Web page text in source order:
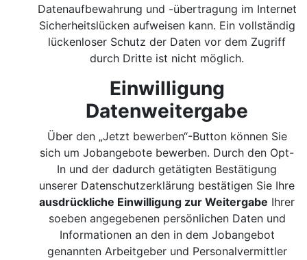
Datenaufbewahrung und -übertragung im Internet
Sicherheitslücken aufweisen kann. Ein vollständig
lückenloser Schutz der Daten vor dem Zugriff
durch Dritte ist nicht möglich.
Einwilligung
Datenweitergabe
Über den „Jetzt bewerben“-Button können Sie
sich um Jobangebote bewerben. Durch den Opt-
In und der dadurch getätigten Bestätigung
unserer Datenschutzerklärung bestätigen Sie Ihre
ausdrückliche Einwilligung zur Weitergabe Ihrer
soeben angegebenen persönlichen Daten und
Informationen an den in dem Jobangebot
genannten Arbeitgeber und Personalvermittler